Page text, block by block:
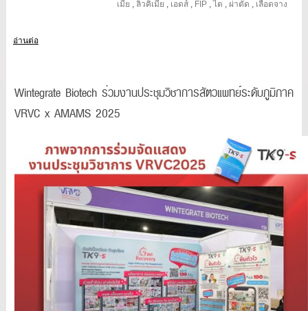
เมีย ,ลิวคิเมีย , เอดส์ , FIP ,ไต ,ผ่าตัด , เลือดจาง
อ่านต่อ
Wintegrate Biotech ร่วมงานประชุมวิชาการสัตวแพทย์ระดับภูมิภาค
VRVC x AMAMS 2025